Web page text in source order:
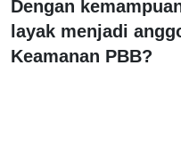
Dengan
layak menjadi
Keamanan PBB?